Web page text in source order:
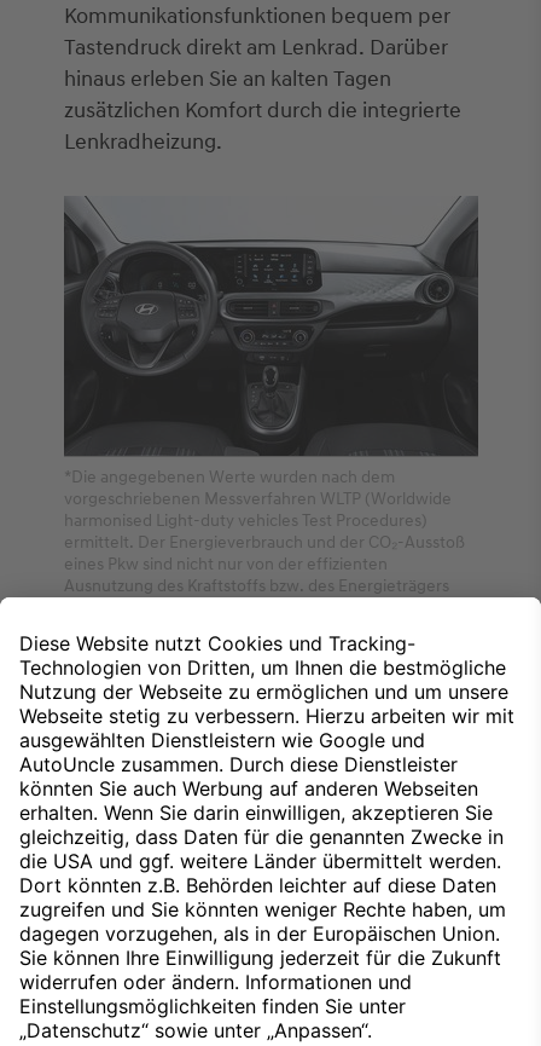
Kommunikationsfunktionen bequem per
Tastendruck direkt am Lenkrad. Darüber
hinaus erleben Sie an kalten Tagen
zusätzlichen Komfort durch die integrierte
Lenkradheizung.
*Die angegebenen Werte wurden nach dem
vorgeschriebenen Messverfahren WLTP (Worldwide
harmonised Light-duty vehicles Test Procedures)
ermittelt. Der Energieverbrauch und der CO₂-Ausstoß
eines Pkw sind nicht nur von der effizienten
Ausnutzung des Kraftstoffs bzw. des Energieträgers
Aufpreispflichtige Zusatzausstattung für Trend.
Bestandteil Komfort-Paket. Serienmäßig für Prime und
N Line.
Nach oben